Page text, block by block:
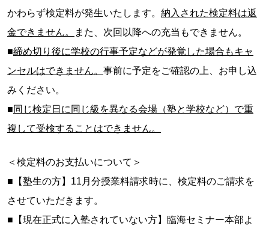
かわらず検定料が発生いたします。 納入された検定料は返
金できません。
また、次回以降への充当もできません。
■締め切り後に学校の行事予定などが発覚した場合もキャ
ンセルはできません。 事前に予定をご確認の上、お申し込
みください。
■ 同じ検定日に同じ級を異なる会場（塾と学校など）で重
複して受検することはできません。
＜検定料のお支払いについて＞
■【塾生の方】11月分授業料請求時に、検定料のご請求を
させていただきます。
■【現在正式に入塾されていない方】臨海セミナー本部よ